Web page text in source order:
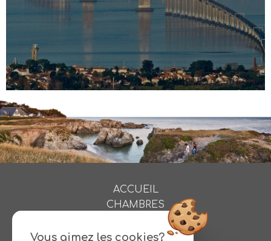
ACCUEIL
CHAMBRES
ACTIVITÉS
Vous aimez les cookies?